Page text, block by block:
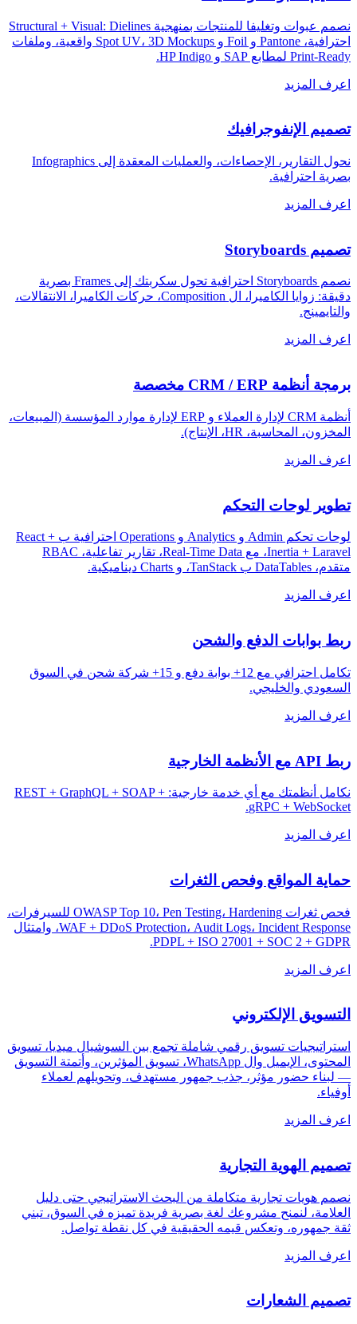
نصمم عبوات وتغليفا للمنتجات بمنهجية Structural + Visual: Dielines
احترافية، Pantone و Foil و Spot UV، 3D Mockups واقعية، وملفات
Print-Ready لمطابع SAP و HP Indigo
.
اعرف المزيد
تصميم الإنفوجرافيك
نحول التقارير، الإحصاءات، والعمليات المعقدة إلى Infographics
بصرية احترافية.
اعرف المزيد
تصميم Storyboards
نصمم Storyboards احترافية تحول سكربتك إلى Frames بصرية
دقيقة: زوايا الكاميرا، ال Composition، حركات الكاميرا، الانتقالات،
والتايمينج.
اعرف المزيد
برمجة أنظمة CRM / ERP مخصصة
أنظمة CRM لإدارة العملاء و ERP لإدارة موارد المؤسسة (المبيعات،
المخزون، المحاسبة، HR، الإنتاج)
.
اعرف المزيد
تطوير لوحات التحكم
لوحات تحكم Admin و Analytics و Operations احترافية ب React +
Inertia + Laravel، مع Real-Time Data، تقارير تفاعلية، RBAC
متقدم، DataTables ب TanStack، و Charts ديناميكية
.
اعرف المزيد
ربط بوابات الدفع والشحن
تكامل احترافي مع 12+ بوابة دفع و 15+ شركة شحن في السوق
السعودي والخليجي.
اعرف المزيد
ربط API مع الأنظمة الخارجية
نكامل أنظمتك مع أي خدمة خارجية: REST + GraphQL + SOAP +
gRPC + WebSocket
.
اعرف المزيد
حماية المواقع وفحص الثغرات
فحص ثغرات OWASP Top 10، Pen Testing، Hardening للسيرفرات،
WAF + DDoS Protection، Audit Logs، Incident Response، وامتثال
PDPL + ISO 27001 + SOC 2 + GDPR
.
اعرف المزيد
التسويق الإلكتروني
استراتيجيات تسويق رقمي شاملة تجمع بين السوشيال ميديا، تسويق
المحتوى، الإيميل وال WhatsApp، تسويق المؤثرين، وأتمتة التسويق
— لبناء حضور مؤثر، جذب جمهور مستهدف، وتحويلهم لعملاء
أوفياء.
اعرف المزيد
تصميم الهوية التجارية
نصمم هويات تجارية متكاملة من البحث الاستراتيجي حتى دليل
العلامة، لنمنح مشروعك لغة بصرية فريدة تميزه في السوق، تبني
ثقة جمهوره، وتعكس قيمه الحقيقية في كل نقطة تواصل.
اعرف المزيد
تصميم الشعارات